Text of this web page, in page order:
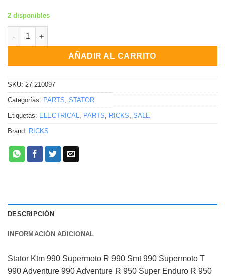
2 disponibles
Estator KTM 990 Supermoto R 990 Smt 990 Supermoto T 990
AÑADIR AL CARRITO
SKU: 27-210097
Categorías: PARTS STATOR
Etiquetas: ELECTRICAL PARTS RICKS SALE
Brand: RICKS
DESCRIPCIÓN
INFORMACIÓN ADICIONAL
Stator Ktm 990 Supermoto R 990 Smt 990 Supermoto T
990 Adventure 990 Adventure R 950 Super Enduro R 950